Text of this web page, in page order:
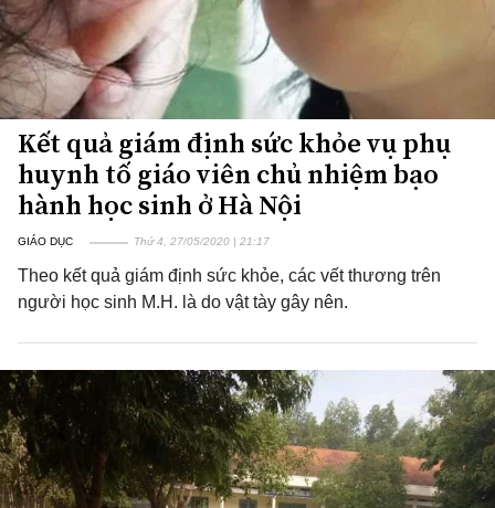
Kết quả giám định sức khỏe vụ phụ
huynh tố giáo viên chủ nhiệm bạo
hành học sinh ở Hà Nội
GIÁO DỤC Thứ 4, 27/05/2020 | 21:17
Theo kết quả giám định sức khỏe, các vết thương trên
người học sinh M.H. là do vật tày gây nên.